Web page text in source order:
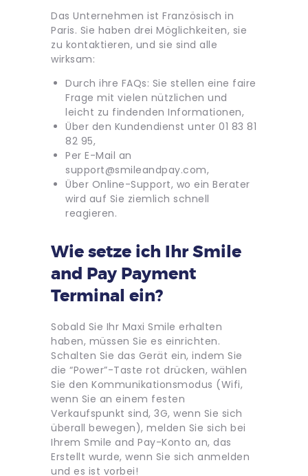
Das Unternehmen ist Französisch in
Paris. Sie haben drei Möglichkeiten, sie
zu kontaktieren, und sie sind alle
wirksam:
Durch ihre FAQs: Sie stellen eine faire
Frage mit vielen nützlichen und
leicht zu findenden Informationen,
Über den Kundendienst unter 01 83 81
82 95,
Per E-Mail an
support@smileandpay.com,
Über Online-Support, wo ein Berater
wird auf Sie ziemlich schnell
reagieren.
Wie setze ich Ihr Smile
and Pay Payment
Terminal ein?
Sobald Sie Ihr Maxi Smile erhalten
haben, müssen Sie es einrichten.
Schalten Sie das Gerät ein, indem Sie
die “Power”-Taste rot drücken, wählen
Sie den Kommunikationsmodus (Wifi,
wenn Sie an einem festen
Verkaufspunkt sind, 3G, wenn Sie sich
überall bewegen), melden Sie sich bei
Ihrem Smile and Pay-Konto an, das
Erstellt wurde, wenn Sie sich anmelden
und es ist vorbei!